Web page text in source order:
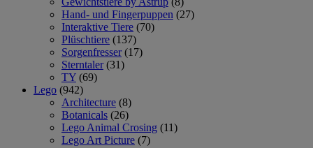
Hand- und Fingerpuppen (27)
Interaktive Tiere (70)
Plüschtiere (137)
Sorgenfresser (17)
Sterntaler (31)
TY (69)
Lego (942)
Architecture (8)
Botanicals (26)
Lego Animal Crosing (11)
Lego Art Picture (7)